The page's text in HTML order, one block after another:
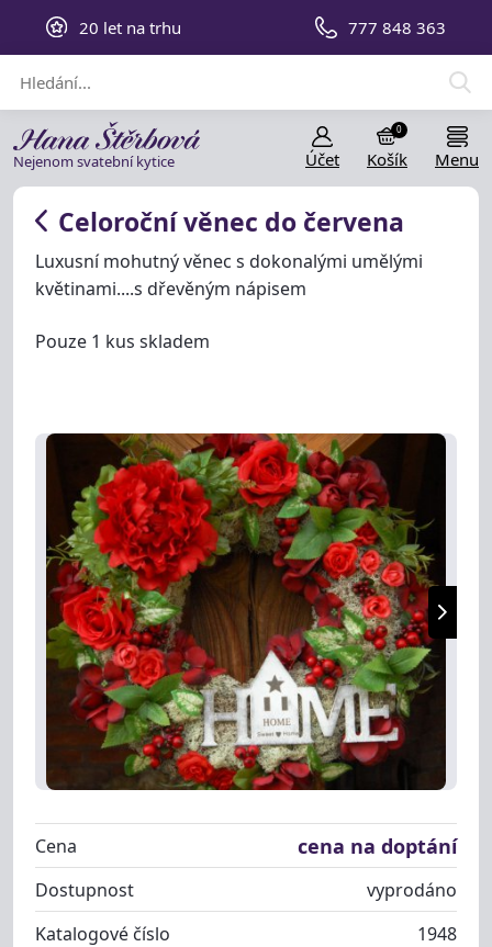
20 let na trhu 777 848 363
Nejenom svatební kytice Účet Košík
0
Menu
Celoroční věnec do červena
Luxusní mohutný věnec s dokonalými umělými
květinami....s dřevěným nápisem
Pouze 1 kus skladem
Cena cena na doptání
Dostupnost
vyprodáno
Katalogové číslo
1948